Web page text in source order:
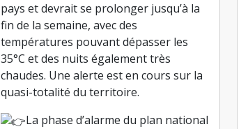
pays et devrait se prolonger jusqu’à la
fin de la semaine, avec des
températures pouvant dépasser les
35°C et des nuits également très
chaudes. Une alerte est en cours sur la
quasi-totalité du territoire.
La phase d’alarme du plan national